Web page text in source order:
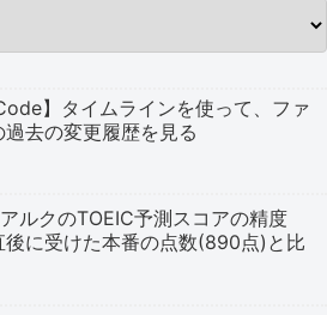
】タイムラインを使って、ファ
過去の変更履歴を見る
ルクのTOEIC予測スコアの精度
後に受けた本番の点数(890点)と比